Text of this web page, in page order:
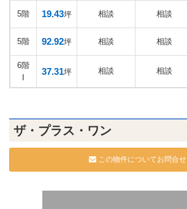
5階 19.43坪 相談 相談
5階 92.92坪 相談 相談
6階
I
37.31坪 相談 相談
ザ・プラス・ワン
この物件についてお問合せ